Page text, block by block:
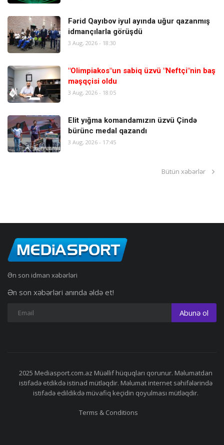
Fərid Qayıbov iyul ayında uğur qazanmış
idmançılarla görüşdü
3 Aug, 2026 - 18:30
"Olimpiakos"un sabiq üzvü "Neftçi"nin baş
məşqçisi oldu
3 Aug, 2026 - 18:05
Elit yığma komandamızın üzvü Çində
bürünc medal qazandı
3 Aug, 2026 - 17:45
Bütün xəbərlər
Ən son idman xəbərləri
Ən son xəbərləri anında əldə et!
Abunə ol
2025 Mediasport.com.az Müəllif hüquqları qorunur. Məlumatdan
istifadə etdikdə istinad mütləqdir. Məlumat internet səhifələrində
istifadə edildikdə müvafiq keçidin qoyulması mütləqdir.
Terms & Conditions